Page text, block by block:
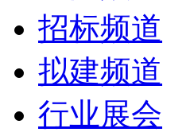
招标频道
拟建频道
行业展会